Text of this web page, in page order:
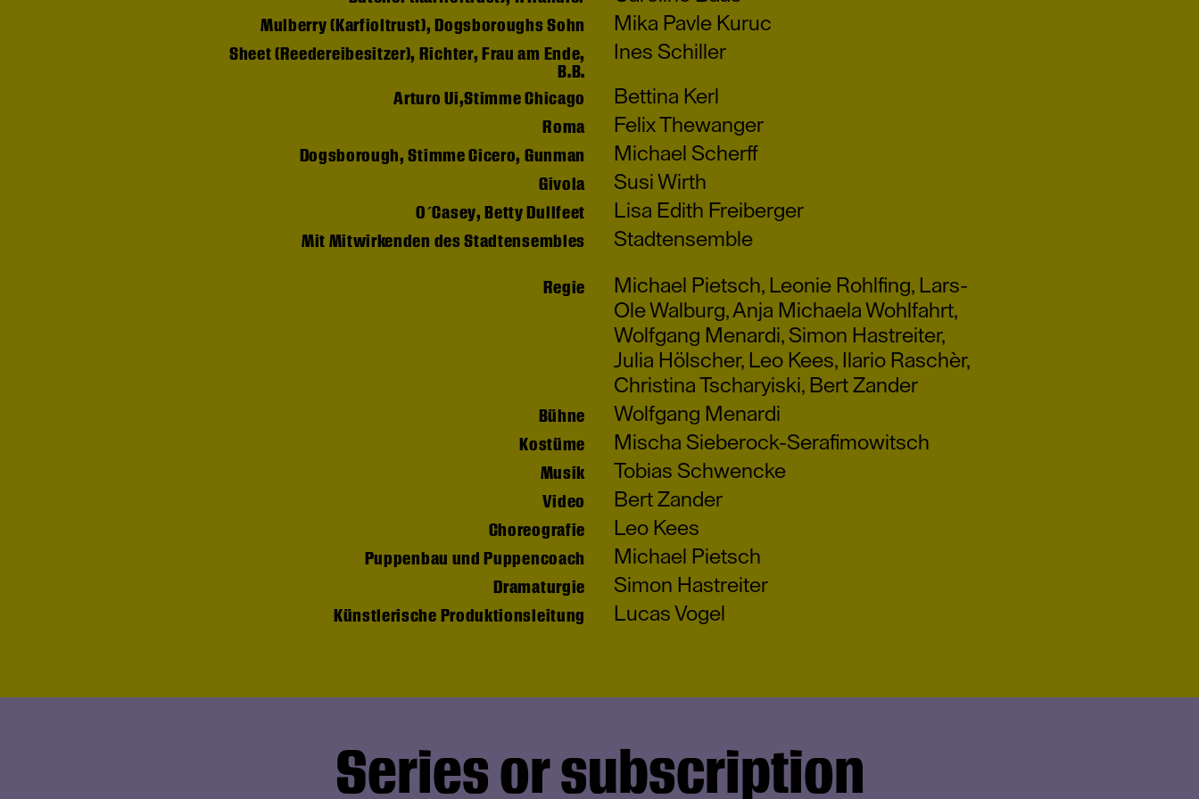
Mulberry (Karfioltrust), Dogsboroughs Sohn
Mika Pavle Kuruc
Sheet (Reedereibesitzer), Richter, Frau am Ende,
B.B.
Ines Schiller
Arturo Ui,Stimme Chicago
Bettina Kerl
Roma
Felix Thewanger
Dogsborough, Stimme Cicero, Gunman
Michael Scherff
Givola
Susi Wirth
O´Casey, Betty Dullfeet
Lisa Edith Freiberger
Mit Mitwirkenden des Stadtensembles
Stadtensemble
Regie Michael Pietsch, Leonie Rohlfing, Lars-
Ole Walburg,Anja Michaela Wohlfahrt,
Wolfgang Menardi, Simon Hastreiter,
Julia Hölscher, Leo Kees, Ilario Raschèr,
Christina Tscharyiski, Bert Zander
Bühne
Wolfgang Menardi
Kostüme
Mischa Sieberock-Serafimowitsch
Musik
Tobias Schwencke
Video
Bert Zander
Choreografie
Leo Kees
Puppenbau und Puppencoach
Michael Pietsch
Dramaturgie
Simon Hastreiter
Künstlerische Produktionsleitung
Lucas Vogel
Series or subscription